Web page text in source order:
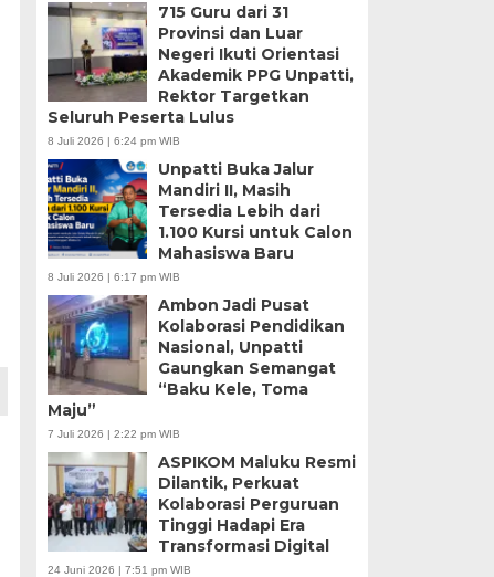
715 Guru dari 31
Provinsi dan Luar
Negeri Ikuti Orientasi
Akademik PPG Unpatti,
Rektor Targetkan
Seluruh Peserta Lulus
8 Juli 2026 | 6:24 pm WIB
Unpatti Buka Jalur
Mandiri II, Masih
Tersedia Lebih dari
1.100 Kursi untuk Calon
Mahasiswa Baru
8 Juli 2026 | 6:17 pm WIB
Ambon Jadi Pusat
Kolaborasi Pendidikan
Nasional, Unpatti
Gaungkan Semangat
“Baku Kele, Toma
Maju”
7 Juli 2026 | 2:22 pm WIB
ASPIKOM Maluku Resmi
Dilantik, Perkuat
Kolaborasi Perguruan
Tinggi Hadapi Era
Transformasi Digital
24 Juni 2026 | 7:51 pm WIB